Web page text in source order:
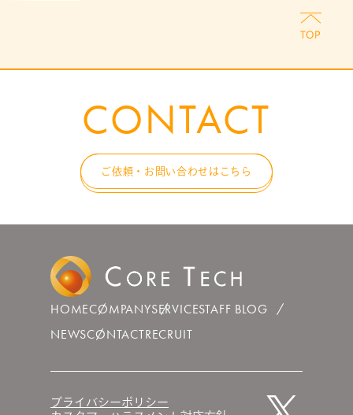
CONTACT
ご依頼・お問い合わせはこちら
HOMECOMPANYSERVICESTAFF BLOG
NEWSCONTACTRECRUIT
プライバシーポリシー